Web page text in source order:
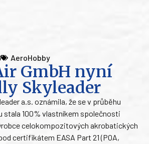
AeroHobby
GmbH nyní
Skyleader
a.s. oznámila, že se v průběhu
stala 100% vlastníkem společnosti
celokompozitových akrobatických
certifikátem EASA Part 21 (POA,